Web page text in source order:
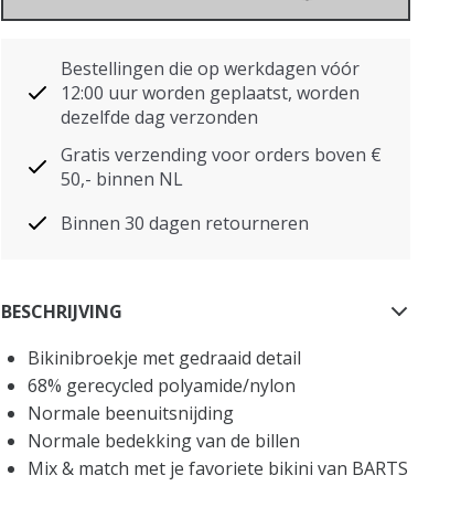
Bestellingen die op werkdagen vóór
12:00 uur worden geplaatst, worden
dezelfde dag verzonden
Gratis verzending voor orders boven €
50,- binnen NL
Binnen 30 dagen retourneren
BESCHRIJVING
Bikinibroekje met gedraaid detail
68% gerecycled polyamide/nylon
Normale beenuitsnijding
Normale bedekking van de billen
Mix & match met je favoriete bikini van BARTS